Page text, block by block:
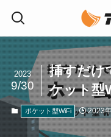
挿すだけ
ケット型
2023
9/30
ポケット型WiFi 2023